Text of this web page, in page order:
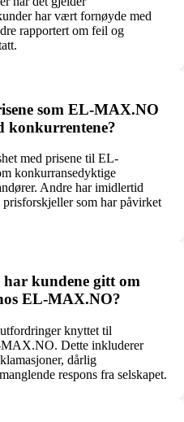
har vært fornøyde med
rapportert om feil og
som EL-MAX.NO
konkurrentene?
med prisene til EL-
konkurransedyktige
Andre har imidlertid
som har påvirket
kundene gitt om
EL-MAX.NO?
knyttet til
MAX.NO. Dette inkluderer
dårlig
respons fra selskapet.